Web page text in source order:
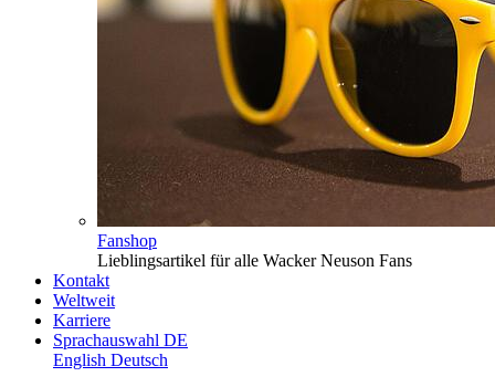
Fanshop
Lieblingsartikel für alle Wacker Neuson Fans
Kontakt
Weltweit
Karriere
Sprachauswahl DE
English Deutsch